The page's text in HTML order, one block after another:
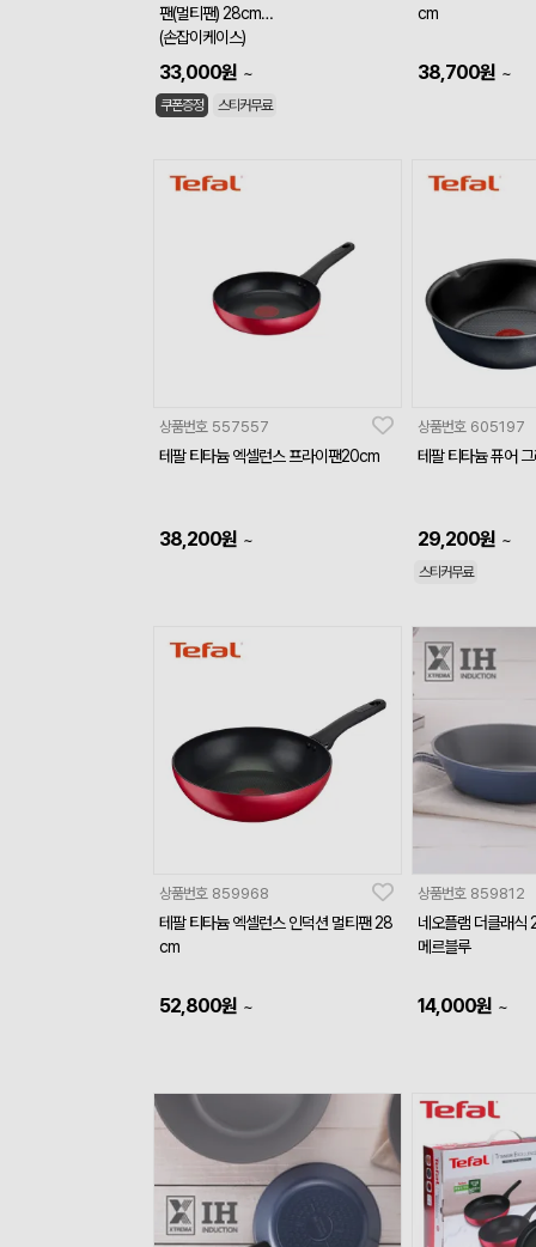
팬(멀티팬) 28cm
(손잡이케이스)
33,000원 ~
쿠폰증정 스티커무료
cm
38,700원 ~
상품번호 557557
테팔 티타늄 엑셀런스 프라이팬20cm
38,200원 ~
상품번호 605197
테팔 티타늄 퓨어
29,200원 ~
스티커무료
상품번호 859968
테팔 티타늄 엑셀런스 인덕션 멀티팬 28
cm
52,800원 ~
상품번호 859812
네오플램 더클래식
메르블루
14,000원 ~